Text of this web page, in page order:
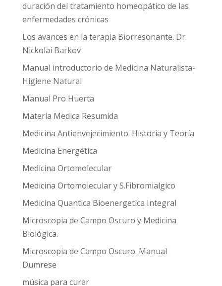
duración del tratamiento homeopático de las
enfermedades crónicas
Los avances en la terapia Biorresonante. Dr.
Nickolai Barkov
Manual introductorio de Medicina Naturalista-
Higiene Natural
Manual Pro Huerta
Materia Medica Resumida
Medicina Antienvejecimiento. Historia y Teoría
Medicina Energética
Medicina Ortomolecular
Medicina Ortomolecular y S.Fibromialgico
Medicina Quantica Bioenergetica Integral
Microscopia de Campo Oscuro y Medicina
Biológica.
Microscopia de Campo Oscuro. Manual
Dumrese
música para curar